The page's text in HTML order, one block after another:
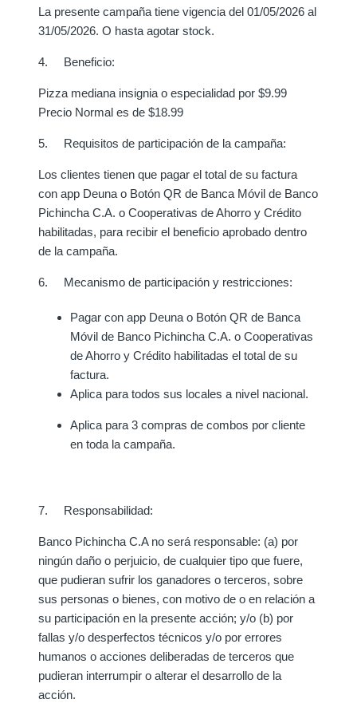
La presente campaña tiene vigencia del 01/05/2026 al
31/05/2026. O hasta agotar stock.
4. Beneficio:
Pizza mediana insignia o especialidad por $9.99
Precio Normal es de $18.99
5. Requisitos de participación de la campaña:
Los clientes tienen que pagar el total de su factura
con app Deuna o Botón QR de Banca Móvil de Banco
Pichincha C.A. o Cooperativas de Ahorro y Crédito
habilitadas, para recibir el beneficio aprobado dentro
de la campaña.
6. Mecanismo de participación y restricciones:
Pagar con app Deuna o Botón QR de Banca
Móvil de Banco Pichincha C.A. o Cooperativas
de Ahorro y Crédito habilitadas el total de su
factura.
Aplica para todos sus locales a nivel nacional.
Aplica para 3 compras de combos por cliente
en toda la campaña.
7. Responsabilidad:
Banco Pichincha C.A no será responsable: (a) por
ningún daño o perjuicio, de cualquier tipo que fuere,
que pudieran sufrir los ganadores o terceros, sobre
sus personas o bienes, con motivo de o en relación a
su participación en la presente acción; y/o (b) por
fallas y/o desperfectos técnicos y/o por errores
humanos o acciones deliberadas de terceros que
pudieran interrumpir o alterar el desarrollo de la
acción.